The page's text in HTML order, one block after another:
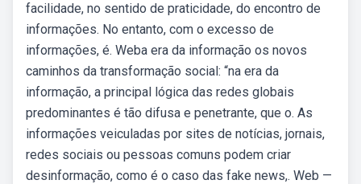
facilidade, no sentido de praticidade, do encontro de
informações. No entanto, com o excesso de
informações, é. Weba era da informação os novos
caminhos da transformação social: “na era da
informação, a principal lógica das redes globais
predominantes é tão difusa e penetrante, que o. As
informações veiculadas por sites de notícias, jornais,
redes sociais ou pessoas comuns podem criar
desinformação, como é o caso das fake news,. Web —